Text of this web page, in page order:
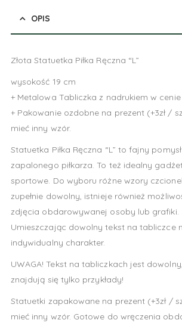
OPIS
Złota Statuetka Piłka Ręczna “L”
wysokość 19 cm
+ Metalowa Tabliczka z nadrukiem w cenie
+ Pakowanie ozdobne na prezent (+3zł /
mieć inny wzór.
Statuetka Piłka Ręczna “L” to fajny
zapalonego piłkarza. To też idealny
sportowe. Do wyboru różne wzory
zupełnie dowolny, istnieje również
zdjęcia obdarowywanej osoby lub grafiki.
Umieszczając dowolny tekst na tabliczce
indywidualny charakter.
UWAGA! Tekst na tabliczkach jest
znajdują się tylko przykłady!
Statuetki zapakowane na prezent (+3zł /
mieć inny wzór. Gotowe do wręczenia